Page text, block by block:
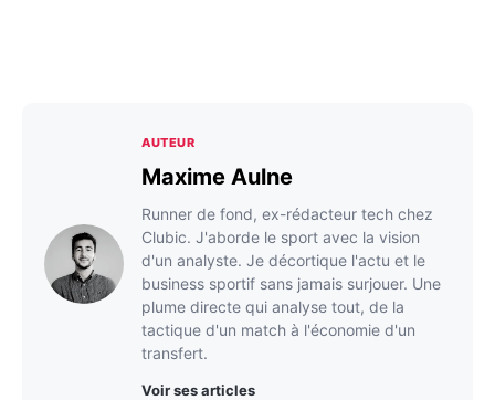
AUTEUR
Maxime Aulne
Runner de fond, ex-rédacteur tech chez
Clubic. J'aborde le sport avec la vision
d'un analyste. Je décortique l'actu et le
business sportif sans jamais surjouer. Une
plume directe qui analyse tout, de la
tactique d'un match à l'économie d'un
transfert.
Voir ses articles